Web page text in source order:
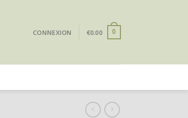
CONNEXION €0.00 0